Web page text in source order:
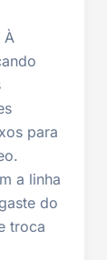
À
para
a linha
do
troca